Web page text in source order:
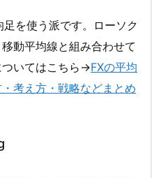
を使う派です。ローソク
動平均線と組み合わせて
ついてはこちら→FXの平均
考え方・戦略などまとめ